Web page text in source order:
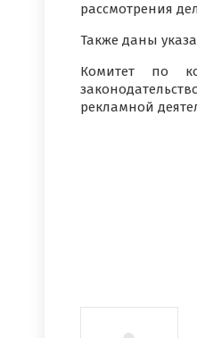
рассмотрения
Также даны
Комитет по
рекламной